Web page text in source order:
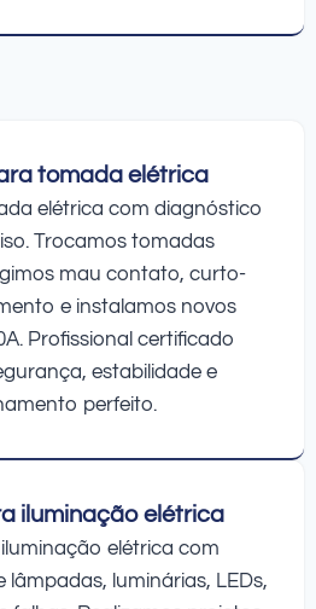
tomada elétrica
elétrica com diagnóstico
Trocamos tomadas
mau contato, curto-
e instalamos novos
Profissional certificado
estabilidade e
perfeito.
iluminação elétrica
elétrica com
luminárias, LEDs,